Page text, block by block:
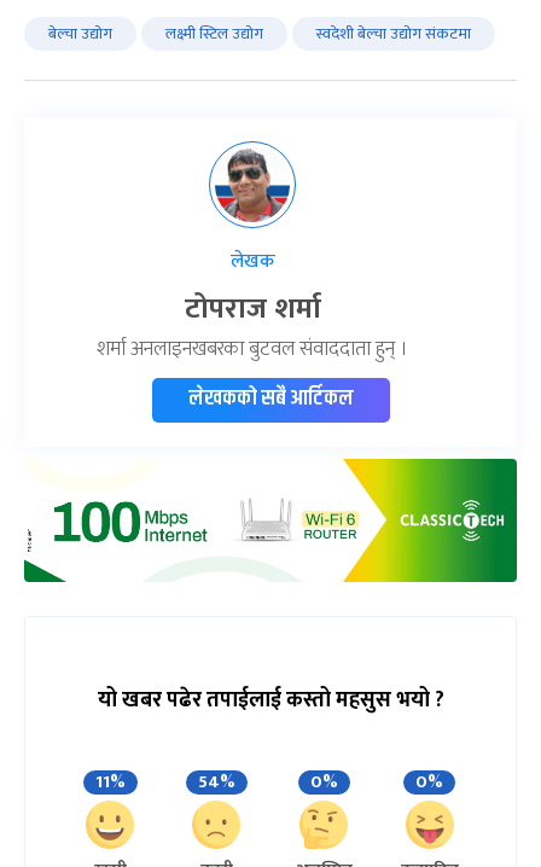
बेल्चा उद्योग लक्ष्मी स्टिल उद्योग स्वदेशी बेल्चा उद्योग संकटमा
लेखक
टोपराज शर्मा
शर्मा अनलाइनखबरका बुटवल संवाददाता हुन् ।
लेखकको सबै आर्टिकल
यो खबर पढेर तपाईलाई कस्तो महसुस भयो ?
11% 54% 0% 0%